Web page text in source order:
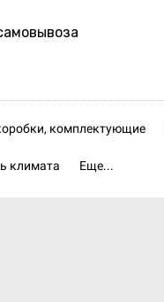
комплектующие
климата Еще...